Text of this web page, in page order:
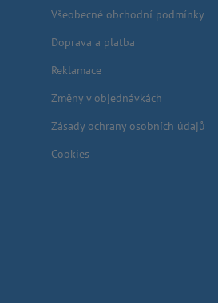
Všeobecné obchodní podmínky
Doprava a platba
Reklamace
Změny v objednávkách
Zásady ochrany osobních údajů
Cookies